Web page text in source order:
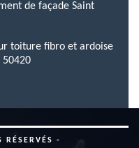
de façade Saint
toiture fibro et ardoise
-